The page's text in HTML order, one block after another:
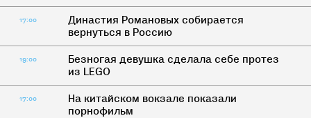
17:00
Династия Романовых собирается
вернуться в Россию
19:00
Безногая девушка сделала себе протез
из LEGO
17:00
На китайском вокзале показали
порнофильм